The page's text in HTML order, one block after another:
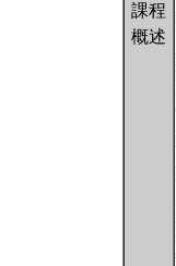
課程
概述